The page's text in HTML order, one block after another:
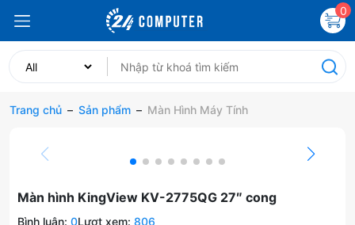
0
Trang chủ – Sản phẩm – Màn Hình Máy Tính
Màn hình KingView KV-2775QG 27″ cong
Bình luận: 0Lượt xem: 806